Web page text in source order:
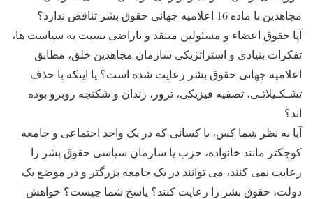
مجاهدین با ماده 16 اعلامیه جهانی حقوق بشر تناقض ندارد؟
آیا حقوق اعضاء و مسئولین منتقد و ناراضی نسبت به سیاست ها،
تفکرات بنیادی و استراتژیکی سازمان مجاهدین خلق، مطابق
اعلامیه جهانی حقوق بشر رعایت شده است؟ یا اینکه با حذف
تشـکـیلاتـی، تصفیه فیزیکی، ترور، زندان و شکنجه روبرو بوده
اند؟
آیا به نظر شما کس، یا کسانی که در یک واحد اجتماعی و جامعه
کوچکتر مانند خانواده، حزب یا سازمان سیاسی حقوق بشر را
رعایت نمی کنند، می توانند در یک جامعه بزرگتر و در موضع یک
دولت، حقوق بشر را رعایت کنند؟ پاسخ شما چیست؟ خواهش